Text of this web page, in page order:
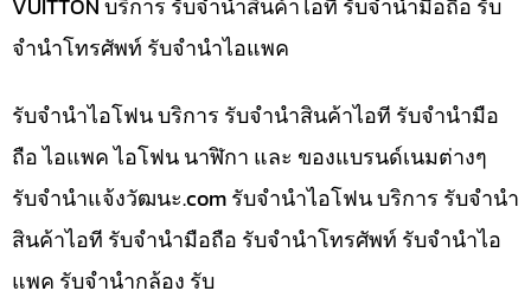
จำนำโทรศัพท์ รับจำนำไอแพค
รับจำนำไอโฟน บริการ รับจำนำสินค้าไอที รับจำนำมือ
ถือ ไอแพค ไอโฟน นาฬิกา และ ของแบรนด์เนมต่างๆ
รับจํานําแจ้งวัฒนะ.com รับจำนำไอโฟน บริการ รับจำนำ
สินค้าไอที รับจำนำมือถือ รับจำนำโทรศัพท์ รับจำนำไอ
แพค รับจำนำกล้อง รับ